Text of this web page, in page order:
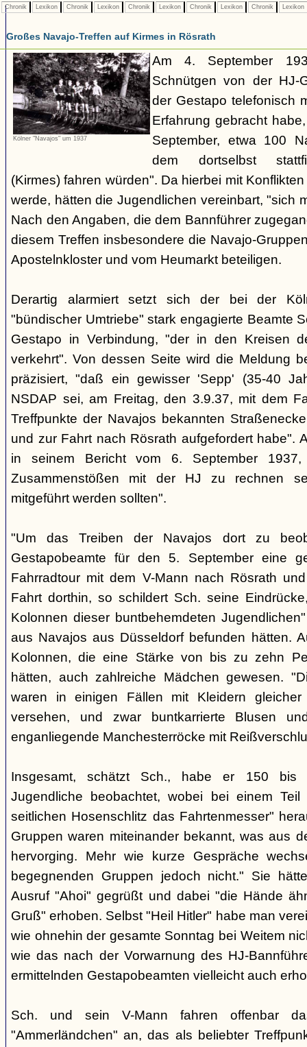
Chronik Lexikon Chronik Lexikon Chronik Lexikon Chronik Lexikon Chronik Lexikon
Großes Navajo-Treffen auf Kirmes in Rösrath
Kölner "Navajos" um 1937
Am 4. September
Schnütgen von der HJ-
der Gestapo telefonisch
Erfahrung gebracht
September, etwa 100
dem dortselbst
(Kirmes) fahren würden". Da hierbei mit
werde, hätten die Jugendlichen vereinbart, "sich
Nach den Angaben, die dem Bannführer
diesem Treffen insbesondere die Navajo-
Apostelnkloster und vom Heumarkt beteiligen.
Derartig alarmiert setzt sich der bei der
"bündischer Umtriebe" stark engagierte Beamte
Gestapo in Verbindung, "der in den Kreisen
verkehrt". Von dessen Seite wird die Meldung
präzisiert, "daß ein gewisser 'Sepp' (35-40
NSDAP sei, am Freitag, den 3.9.37, mit dem
Treffpunkte der Navajos bekannten
und zur Fahrt nach Rösrath aufgefordert habe".
in seinem Bericht vom 6. September
Zusammenstößen mit der HJ zu rechnen
mitgeführt werden sollten".
"Um das Treiben der Navajos dort zu
Gestapobeamte für den 5. September eine
Fahrradtour mit dem V-Mann nach Rösrath
Fahrt dorthin, so schildert Sch. seine
Kolonnen dieser buntbehemdeten
aus Navajos aus Düsseldorf befunden hätten.
Kolonnen, die eine Stärke von bis zu zehn
hätten, auch zahlreiche Mädchen gewesen.
waren in einigen Fällen mit Kleidern
versehen, und zwar buntkarrierte Blusen
enganliegende Manchesterröcke mit
Insgesamt, schätzt Sch., habe er 150 bis
Jugendliche beobachtet, wobei bei einem
seitlichen Hosenschlitz das Fahrtenmesser"
Gruppen waren miteinander bekannt, was aus
hervorging. Mehr wie kurze Gespräche
begegnenden Gruppen jedoch nicht." Sie
Ausruf "Ahoi" gegrüßt und dabei "die Hände
Gruß" erhoben. Selbst "Heil Hitler" habe man
wie ohnehin der gesamte Sonntag bei Weitem
wie das nach der Vorwarnung des HJ-
ermittelnden Gestapobeamten vielleicht auch
Sch. und sein V-Mann fahren offenbar
"Ammerländchen" an, das als beliebter